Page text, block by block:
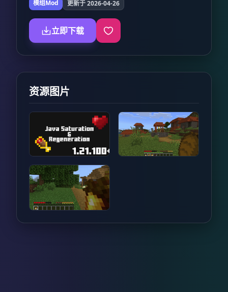
模组Mod 更新于 2026-04-26
立即下载
资源图片